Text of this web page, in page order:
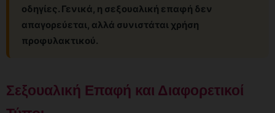
οδηγίες. Γενικά, η σεξουαλική επαφή δεν
απαγορεύεται, αλλά συνιστάται χρήση
προφυλακτικού.
Σεξουαλική Επαφή και Διαφορετικοί